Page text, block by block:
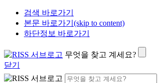
검색 바로가기
본문 바로가기(skip to content)
하단정보 바로가기
무엇을 찾고 계세요?
닫기